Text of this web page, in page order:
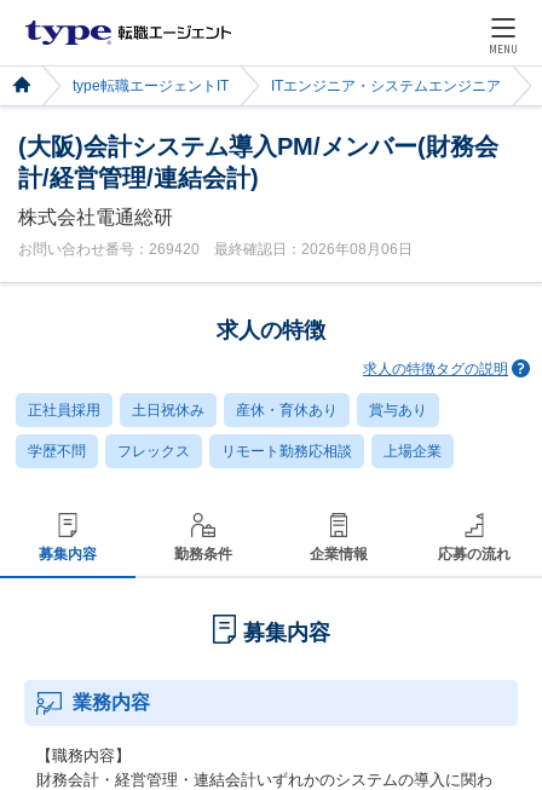
MENU
type転職エージェントIT ITエンジニア・システムエンジニア
(大阪)会計システム導入PM/メンバー(財務会
計/経営管理/連結会計)
株式会社電通総研
お問い合わせ番号：269420 最終確認日：2026年08月06日
求人の特徴
求人の特徴タグの説明
正社員採用 土日祝休み 産休・育休あり 賞与あり
学歴不問 フレックス リモート勤務応相談 上場企業
募集内容 勤務条件 企業情報 応募の流れ
募集内容
業務内容
【職務内容】
財務会計・経営管理・連結会計いずれかのシステムの導入に関わ